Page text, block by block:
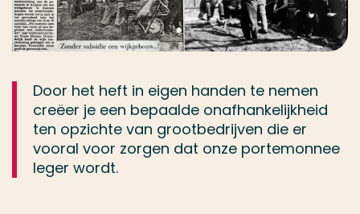
Door het heft in eigen handen te nemen
creëer je een bepaalde onafhankelijkheid
ten opzichte van grootbedrijven die er
vooral voor zorgen dat onze portemonnee
leger wordt.